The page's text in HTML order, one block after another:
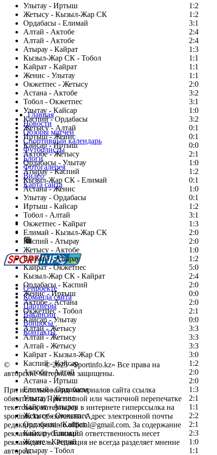
Улытау - Иртыш
1:2
Жетысу - Кызыл-Жар СК
1:2
Ордабасы - Елимай
3:1
Алтай - Актобе
2:4
Алтай - Актобе
2:4
Атырау - Кайрат
1:3
Кызыл-Жар СК - Тобол
1:1
Кайрат - Кайрат
1:1
Женис - Улытау
1:1
Окжетпес - Жетысу
2:0
Астана - Актобе
3:2
Тобол - Окжетпес
3:1
Улытау - Кайсар
1:0
Каспий - Ордабасы
3:2
Жетысу - Алтай
0:1
Иртыш - Женис
0:1
Кайсар - Иртыш
0:0
Актобе - Жетысу
2:1
Ордабасы - Улытау
1:0
Атырау - Каспий
1:2
Кызыл-Жар СК - Елимай
0:1
Астана - Женис
1:0
Улытау - Ордабасы
0:1
Иртыш - Кайсар
1:2
Тобол - Алтай
3:1
Окжетпес - Кайрат
1:3
Елимай - Кызыл-Жар СК
2:0
Каспий - Атырау
2:0
Жетысу - Актобе
1:0
Елимай - Атырау
1:2
Кайрат - Окжетпес
5:0
Кызыл-Жар СК - Кайрат
2:4
Ордабасы - Каспий
2:0
Женис - Иртыш
0:0
Актобе - Астана
2:0
Окжетпес - Тобол
2:1
Кайсар - Улытау
0:0
Алтай - Жетысу
3:3
Алтай - Жетысу
3:3
Алтай - Жетысу
3:3
Кайрат - Кызыл-Жар СК
3:0
Каспий - Кайсар
1:2
Актобе - Алтай
2:0
Астана - Иртыш
2:0
Елимай - Ордабасы
1:3
Улытау - Женис
2:1
Кайрат - Атырау
1:1
Жетысу - Окжетпес
2:2
Ордабасы - Кайрат
2:1
Кайсар - Елимай
2:3
Женис - Каспий
1:0
Атырау - Тобол
1:1
Главная
Новости
Обзоры матчей
Спортивный календарь
Футболисты
Блоги
Фотогалерея
Видео
Карта сайта
Есть идея?
Сообщить о мероприятии
Перейти на старый сайт
О проекте
Команда сайта
Партнеры
Вакансии
Вопросы
Контакты
© Copyright© 2025 «Sportinfo.kz» Все права на
авторские материалы защищены.
При использовании материалов сайта ссылка
обязательна. При полной или частичной перепечатке
текстовых материалов в интернете гиперссылка на
sportinfo.kz обязательна. Адрес электронной почты
редакции: sportinfo.official@gmail.com. За содержание
рекламных публикаций ответственность несет
рекламодатель. Редакция не всегда разделяет мнение
авторов.